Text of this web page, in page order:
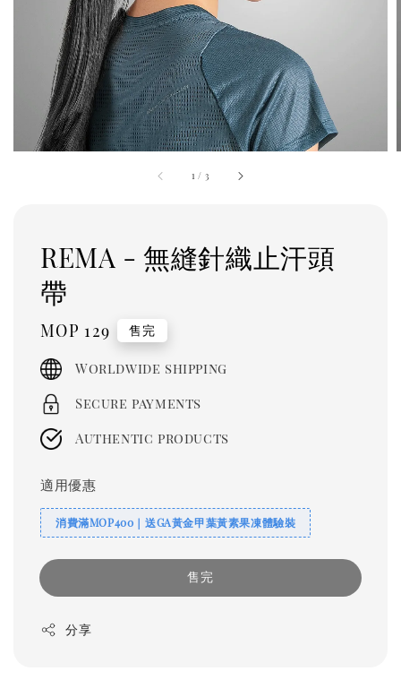
1 / 3
REMA - 無縫針織止汗頭
帶
Regular
price
MOP 129 售完
Worldwide shipping
Secure payments
Authentic products
適用優惠
消費滿MOP400｜送GA黃金甲葉黃素果凍體驗裝
售完
分享